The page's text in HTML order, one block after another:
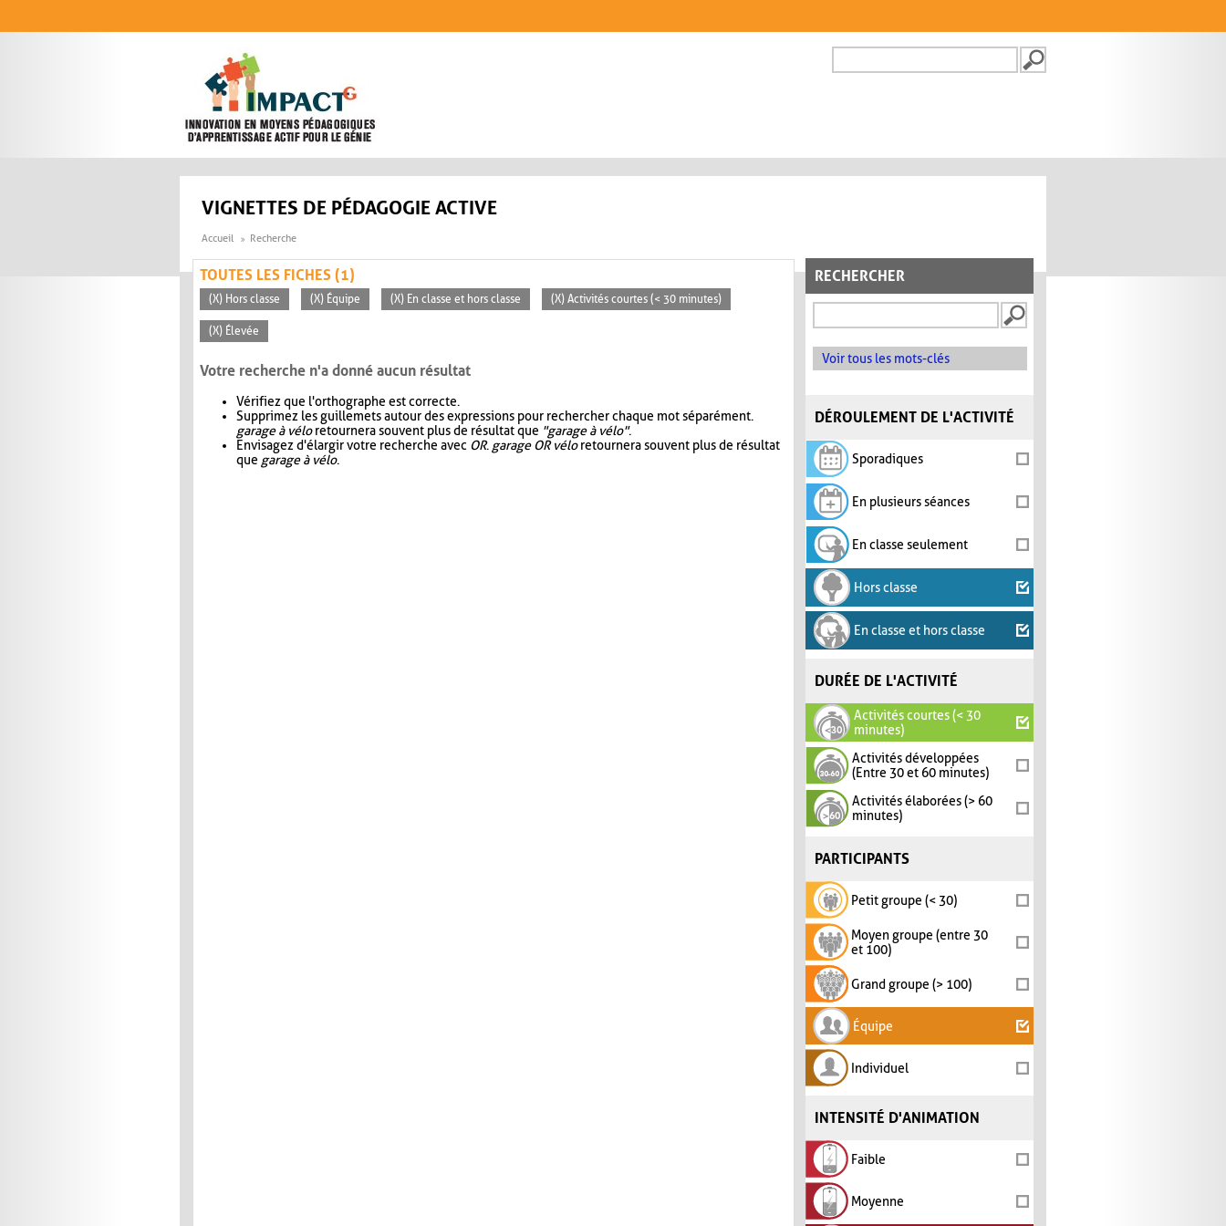
FORMULAIRE DE
VIGNETTES DE PÉDAGOGIE ACTIVE
Accueil Recherche
RECHERCHER
Voir tous les mots-clés
DÉROULEMENT DE L'ACTIVITÉ
Sporadiques
En plusieurs séances
En classe seulement
Hors classe
En classe et hors classe
DURÉE DE L'ACTIVITÉ
Activités courtes (< 30
minutes)
Activités développées
(Entre 30 et 60 minutes)
Activités élaborées (> 60
minutes)
PARTICIPANTS
Petit groupe (< 30)
Moyen groupe (entre 30
et 100)
Grand groupe (> 100)
Équipe
Individuel
INTENSITÉ D'ANIMATION
Faible
Moyenne
TOUTES LES FICHES (1)
(X) Hors classe (X) Équipe (X) En classe et hors classe (X) Activités courtes (< 30 minutes)
(X) Élevée
Votre recherche n'a donné aucun résultat
Vérifiez que l'orthographe est correcte.
Supprimez les guillemets autour des expressions pour rechercher chaque mot séparément.
garage à véloretournera souvent plus de résultat que "garage à vélo".
Envisagez d'élargir votre recherche avec OR. garage OR véloretournera souvent plus de résultat
que garage à vélo.